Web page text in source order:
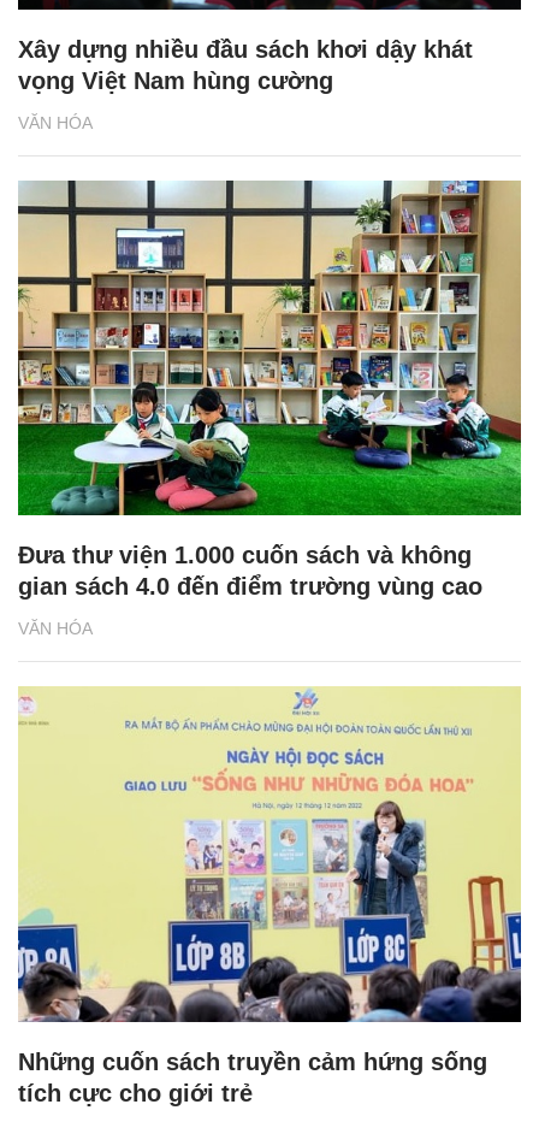
VĂN HÓA
Xây dựng nhiều đầu sách khơi dậy khát
vọng Việt Nam hùng cường
VĂN HÓA
Đưa thư viện 1.000 cuốn sách và không
gian sách 4.0 đến điểm trường vùng cao
Những cuốn sách truyền cảm hứng sống
tích cực cho giới trẻ